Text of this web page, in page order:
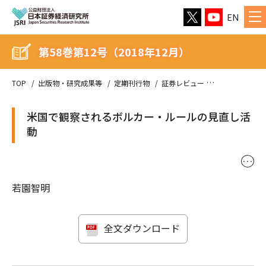
EN
TOP 出版物・研究成果等 定期刊行物 証券レビュー
第58巻第12号（2018年12月）
米国で観察されるボルカー・ルールの見直し活
動
･･･
若園智明
全文ダウンロード